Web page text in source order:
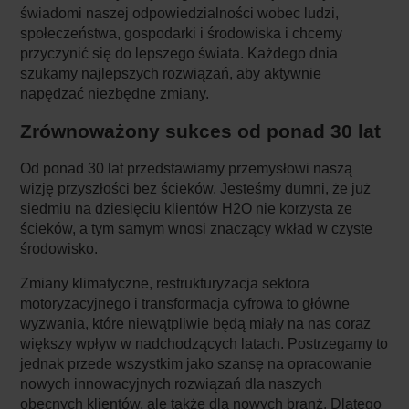
świadomi naszej odpowiedzialności wobec ludzi,
społeczeństwa, gospodarki i środowiska i chcemy
przyczynić się do lepszego świata. Każdego dnia
szukamy najlepszych rozwiązań, aby aktywnie
napędzać niezbędne zmiany.
Zrównoważony sukces od ponad 30 lat
Od ponad 30 lat przedstawiamy przemysłowi naszą
wizję przyszłości bez ścieków. Jesteśmy dumni, że już
siedmiu na dziesięciu klientów H2O nie korzysta ze
ścieków, a tym samym wnosi znaczący wkład w czyste
środowisko.
Zmiany klimatyczne, restrukturyzacja sektora
motoryzacyjnego i transformacja cyfrowa to główne
wyzwania, które niewątpliwie będą miały na nas coraz
większy wpływ w nadchodzących latach. Postrzegamy to
jednak przede wszystkim jako szansę na opracowanie
nowych innowacyjnych rozwiązań dla naszych
obecnych klientów, ale także dla nowych branż. Dlatego